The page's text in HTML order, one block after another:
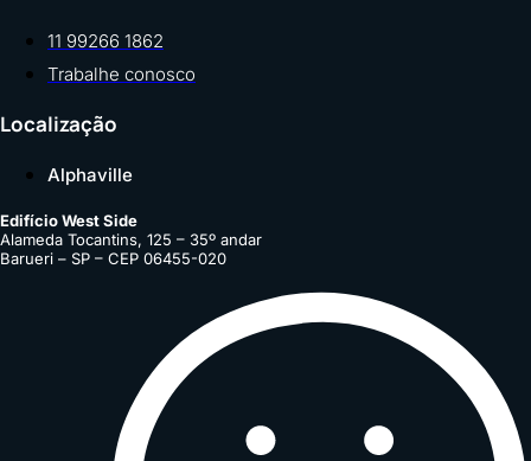
11 99266 1862
Trabalhe conosco
Localização
Alphaville
Edifício West Side
Alameda Tocantins, 125 – 35º andar
Barueri – SP – CEP 06455-020